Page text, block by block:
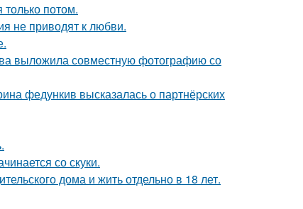
потом.
не приводят к любви.
выложила совместную фотографию со
федункив высказалась о партнёрских
со скуки.
дома и жить отдельно в 18 лет.